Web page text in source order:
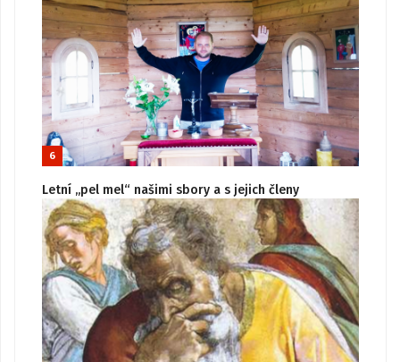
6
Letní „pel mel“ našimi sbory a s jejich členy